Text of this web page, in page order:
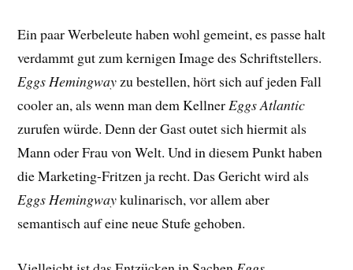
Ein paar Werbeleute haben wohl gemeint, es passe halt
verdammt gut zum kernigen Image des Schriftstellers.
Eggs Hemingwayzu bestellen, hört sich auf jeden Fall
cooler an, als wenn man dem KellnerEggs Atlantic
zurufen würde. Denn der Gast outet sich hiermit als
Mann oder Frau von Welt. Und in diesem Punkt haben
die Marketing-Fritzen ja recht. Das Gericht wird als
Eggs Hemingwaykulinarisch, vor allem aber
semantisch auf eine neue Stufe gehoben.